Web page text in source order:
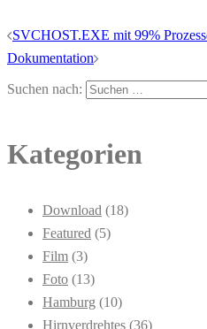
SVCHOST.EXE mit 99%
Dokumentation
Suchen nach:
Kategorien
Download (18)
Featured (5)
Film (3)
Foto (13)
Hamburg (10)
Hirnverdrehtes (36)